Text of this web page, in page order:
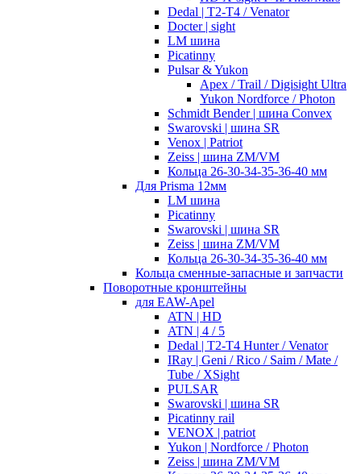
Dedal | T2-T4 / Venator
Docter | sight
LM шина
Picatinny
Pulsar & Yukon
Apex / Trail / Digisight Ultra
Yukon Nordforce / Photon
Schmidt Bender | шина Convex
Swarovski | шина SR
Venox | Patriot
Zeiss | шина ZM/VM
Кольца 26-30-34-35-36-40 мм
Для Prisma 12мм
LM шина
Picatinny
Swarovski | шина SR
Zeiss | шина ZM/VM
Кольца 26-30-34-35-36-40 мм
Кольца сменные-запасные и запчасти
Поворотные кронштейны
для EAW-Apel
ATN | HD
ATN | 4 / 5
Dedal | T2-T4 Hunter / Venator
IRay | Geni / Rico / Saim / Mate /
Tube / XSight
PULSAR
Swarovski | шина SR
Picatinny rail
VENOX | patriot
Yukon | Nordforce / Photon
Zeiss | шина ZM/VM